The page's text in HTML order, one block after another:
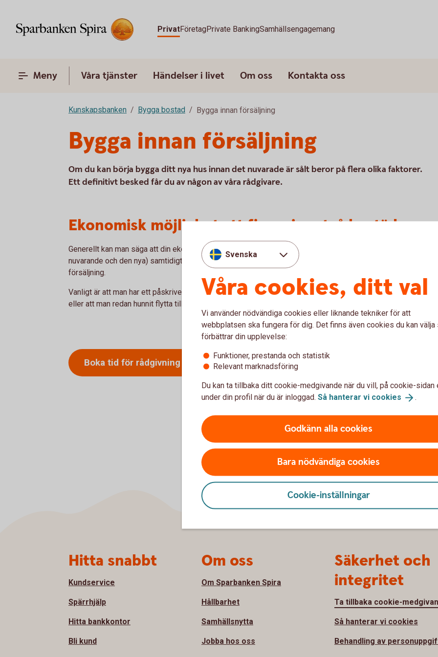
PrivatFöretagPrivate BankingSamhällsengagemang
Meny Våra tjänster Händelser i livet Om oss Kontakta oss
Kunskapsbanken Bygga bostad Bygga innan försäljning
Bygga innan försäljning
Om du kan börja bygga ditt nya hus innan det nuvarade är sålt beror på flera olika faktorer.
Ett definitivt besked får du av någon av våra rådgivare.
Ekonomisk möjlighet att finansiera två bostäder
Generellt kan man säga att din ekonomi behöver klara av att finansiera två bostäder (din
nuvarande och den nya) samtidigt för att du ska kunna börja bygga ditt nya hus innan
försäljning.
Vanligt är att man har ett påskrivet kontrakt för försäljningen av sin nuvarande bostad
eller att man redan hunnit flytta till en hyresrätt, innan det nya bostadsbygget påbörjas.
Boka tid för rådgivning
Svenska
Våra cookies, ditt val
Vi använder nödvändiga cookies eller liknande tekniker för att
webbplatsen ska fungera för dig. Det finns även cookies du kan välja
förbättrar din upplevelse:
Funktioner, prestanda och statistik
Relevant marknadsföring
Du kan ta tillbaka ditt cookie-medgivande när du vill, på cookie-sidan
under din profil när du är inloggad. Så hanterar vi cookies .
Godkänn alla cookies
Bara nödvändiga cookies
Cookie-inställningar
Hitta snabbt
Kundservice
Spärrhjälp
Hitta bankkontor
Bli kund
Om oss
Om Sparbanken Spira
Hållbarhet
Samhällsnytta
Jobba hos oss
Säkerhet och
integritet
Ta tillbaka cookie-
Så hanterar vi cookies
Behandling av